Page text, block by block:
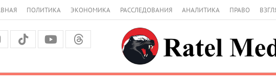
ПОЛИТИКА ЭКОНОМИКА РАССЛЕДОВАНИЯ АНАЛИТИКА ПРАВО